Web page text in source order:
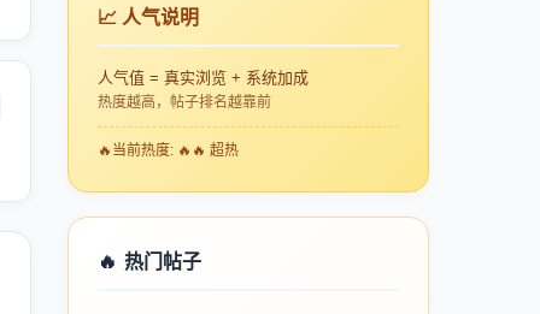
📈 人气说明
人气值 = 真实浏览 + 系统加成
热度越高，帖子排名越靠前
🔥 当前热度: 🔥🔥 超热
🔥 热门帖子